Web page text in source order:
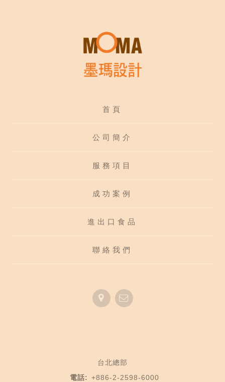
首頁
公司簡介
服務項目
成功案例
進出口食品
聯絡我們
台北總部
電話: +886-2-2598-6000